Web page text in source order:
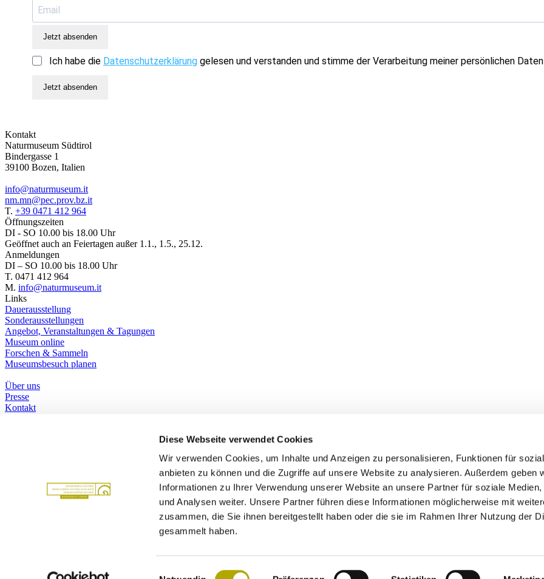
Diese Webseite verwendet Cookies
Wir verwenden Cookies, um Inhalte und Anzeigen zu personalisieren, Funktionen für
anbieten zu können und die Zugriffe auf unsere Website zu analysieren. Außerdem geben
Informationen zu Ihrer Verwendung unserer Website an unsere Partner für soziale Medien,
und Analysen weiter. Unsere Partner führen diese Informationen möglicherweise mit
zusammen, die Sie ihnen bereitgestellt haben oder die sie im Rahmen Ihrer Nutzung der
gesammelt haben.
Einwilligungsauswahl
Jetzt absenden
Ich habe die Datenschutzerklärung gelesen und verstanden und stimme der Verarbeitung meiner persönlichen
Jetzt absenden
Kontakt
Naturmuseum Südtirol
Bindergasse 1
39100 Bozen, Italien
info@naturmuseum.it
nm.mn@pec.prov.bz.it
T. +39 0471 412 964
Öffnungszeiten
DI - SO 10.00 bis 18.00 Uhr
Geöffnet auch an Feiertagen außer 1.1., 1.5., 25.12.
Anmeldungen
DI – SO 10.00 bis 18.00 Uhr
T. 0471 412 964
M. info@naturmuseum.it
Links
Dauerausstellung
Sonderausstellungen
Angebot, Veranstaltungen & Tagungen
Museum online
Forschen & Sammeln
Museumsbesuch planen
Über uns
Presse
Kontakt
Wir gehören zu Partner
Datenschutz